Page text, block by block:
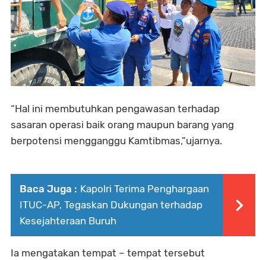
“Hal ini membutuhkan pengawasan terhadap
sasaran operasi baik orang maupun barang yang
berpotensi mengganggu Kamtibmas,”ujarnya.
Baca Juga : Kapolri Terima Penghargaan
ITUC-AP, Tegaskan Dukungan terhadap
Kesejahteraan Buruh
Ia mengatakan tempat – tempat tersebut